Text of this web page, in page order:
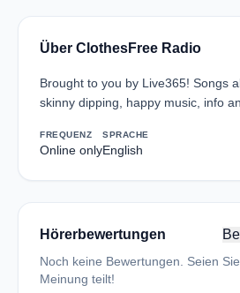
Über ClothesFree Radio
Brought to you by Live365! Songs
skinny dipping, happy music, info
FREQUENZ
Online only
SPRACHE
English
Hörerbewertungen
Noch keine Bewertungen. Seien
Meinung teilt!